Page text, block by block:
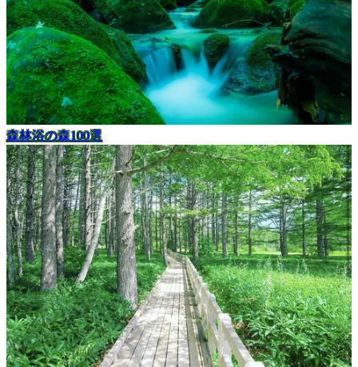
森林浴の森100選